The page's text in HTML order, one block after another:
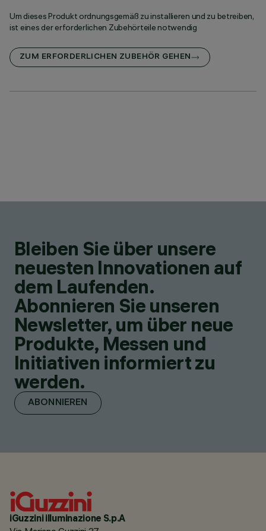
Um dieses Produkt ordnungsgemäß zu installieren und zu betreiben,
ist eines der erforderlichen Zubehörteile notwendig
ZUM ERFORDERLICHEN ZUBEHÖR GEHEN
Bleiben Sie über unsere
neuesten Innovationen auf
dem Laufenden.
Abonnieren Sie unseren
Newsletter, um über neue
Produkte, Messen und
Initiativen informiert zu
werden.
ABONNIEREN
iGuzzini illuminazione S.p.A